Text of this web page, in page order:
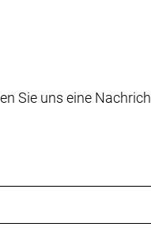
Sie uns eine